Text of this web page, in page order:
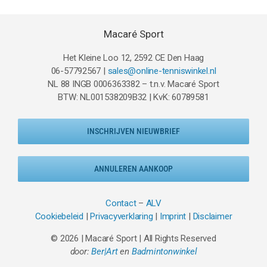
Macaré Sport
Het Kleine Loo 12, 2592 CE Den Haag
06-57792567 | sales@online-tenniswinkel.nl
NL 88 INGB 0006363382 – t.n.v. Macaré Sport
BTW: NL001538209B32 | KvK: 60789581
INSCHRIJVEN NIEUWBRIEF
ANNULEREN AANKOOP
Contact– ALV
Cookiebeleid
Privacyverklaring Imprint Disclaimer
© 2026 | Macaré Sport | All Rights Reserved
door:Ber|Arten Badmintonwinkel